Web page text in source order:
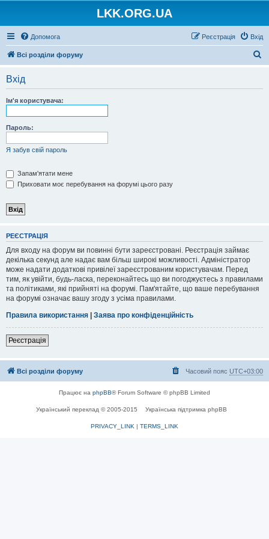
LKK.ORG.UA
Допомога Вхід
Реєстрація
Всі розділи форуму
Вхід
Ім'я користувача:
Пароль:
Я забув свій пароль
Запам'ятати мене
Приховати моє перебування на форумі цього разу
РЕЄСТРАЦІЯ
Для входу на форум ви повинні бути зареєстровані. Реєстрація займає
декілька секунд але надає вам більш широкі можливості. Адміністратор
може надати додаткові привілеї зареєстрованим користувачам. Перед
тим, як увійти, будь-ласка, переконайтесь що ви погоджуєтесь з правилами
та політиками, які прийняті на форумі. Пам'ятайте, що ваше перебування
на форумі означає вашу згоду з усіма правилами.
Правила використання | Заява про конфіденційність
Реєстрація
Всі розділи форуму Часовий пояс UTC+03:00
Працює на phpBB® Forum Software © phpBB Limited
Український переклад © 2005-2015 Українська підтримка phpBB
PRIVACY_LINK | TERMS_LINK